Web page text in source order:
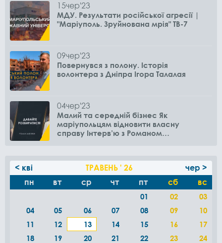
15чер'23
МДУ. Результати російської агресії |
"Маріуполь. Зруйнована мрія" ТВ-7
09чер'23
Повернувся з полону. Історія
волонтера з Дніпра Ігора Талалая
04чер'23
Малий та середній бізнес Як
маріупольцям відновити власну
справу Інтерв’ю з Романом
< кві ТРАВЕНЬ ' 26
чер >
пн
вт ср чт пт сб вс
01 02
03
04
05 06 07 08 09
10
11
12 13 14 15 16
17
18
19 20 21 22 23
24